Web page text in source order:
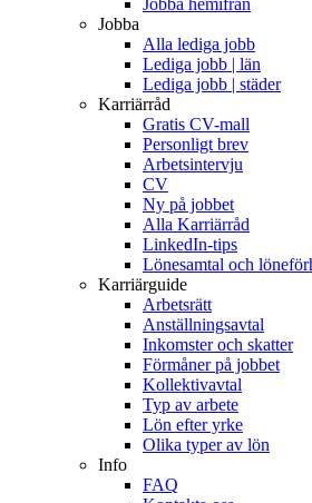
Jobba hemifrån
Jobba
Alla lediga jobb
Lediga jobb | län
Lediga jobb | städer
Karriärråd
Gratis CV-mall
Personligt brev
Arbetsintervju
CV
Ny på jobbet
Alla Karriärråd
LinkedIn-tips
Lönesamtal och
Karriärguide
Arbetsrätt
Anställningsavtal
Inkomster och skatter
Förmåner på jobbet
Kollektivavtal
Typ av arbete
Lön efter yrke
Olika typer av lön
Info
FAQ